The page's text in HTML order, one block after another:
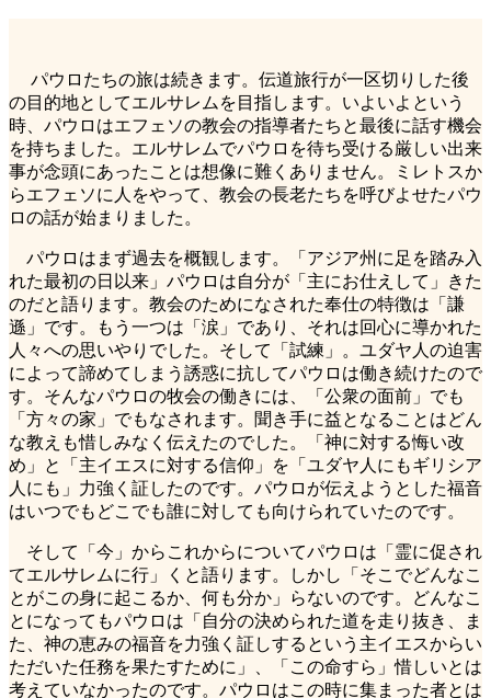
パウロたちの旅は続きます。伝道旅行が一区切りした後
の目的地としてエルサレムを目指します。いよいよという
時、パウロはエフェソの教会の指導者たちと最後に話す機会
を持ちました。エルサレムでパウロを待ち受ける厳しい出来
事が念頭にあったことは想像に難くありません。ミレトスか
らエフェソに人をやって、教会の長老たちを呼びよせたパウ
ロの話が始まりました。
パウロはまず過去を概観します。「アジア州に足を踏み入
れた最初の日以来」パウロは自分が「主にお仕えして」きた
のだと語ります。教会のためになされた奉仕の特徴は「謙
遜」です。もう一つは「涙」であり、それは回心に導かれた
人々への思いやりでした。そして「試練」。ユダヤ人の迫害
によって諦めてしまう誘惑に抗してパウロは働き続けたので
す。そんなパウロの牧会の働きには、「公衆の面前」でも
「方々の家」でもなされます。聞き手に益となることはどん
な教えも惜しみなく伝えたのでした。「神に対する悔い改
め」と「主イエスに対する信仰」を「ユダヤ人にもギリシア
人にも」力強く証したのです。パウロが伝えようとした福音
はいつでもどこでも誰に対しても向けられていたのです。
そして「今」からこれからについてパウロは「霊に促され
てエルサレムに行」くと語ります。しかし「そこでどんなこ
とがこの身に起こるか、何も分か」らないのです。どんなこ
とになってもパウロは「自分の決められた道を走り抜き、ま
た、神の恵みの福音を力強く証しするという主イエスからい
ただいた任務を果たすために」、「この命すら」惜しいとは
考えていなかったのです。パウロはこの時に集まった者とは